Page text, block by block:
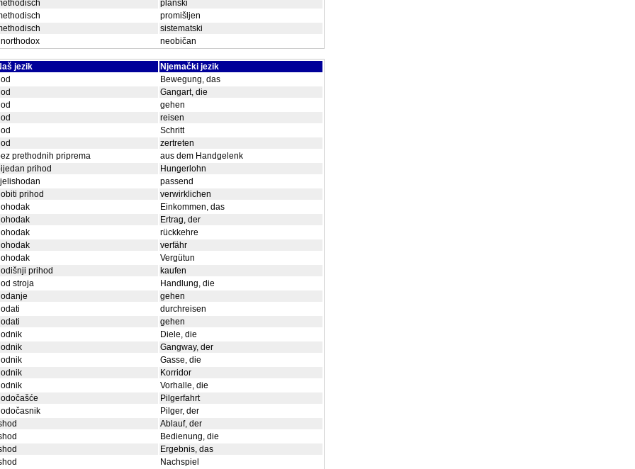
planski
promišljen
sistematski
neobičan
jezik
Njemački jezik
Bewegung, das
Gangart, die
gehen
reisen
Schritt
zertreten
prethodnih priprema
aus dem Handgelenk
prihod
Hungerlohn
passend
prihod
verwirklichen
Einkommen, das
Ertrag, der
rückkehre
verfähr
Vergütun
prihod
kaufen
stroja
Handlung, die
gehen
durchreisen
gehen
Diele, die
Gangway, der
Gasse, die
Korridor
Vorhalle, die
Pilgerfahrt
Pilger, der
Ablauf, der
Bedienung, die
Ergebnis, das
Nachspiel